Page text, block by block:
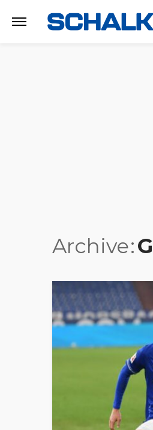
Archive